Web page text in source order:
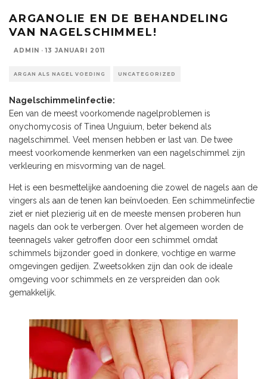
ARGANOLIE EN DE BEHANDELING
VAN NAGELSCHIMMEL!
ADMIN · 13 JANUARI 2011
ARGAN ALS NAGEL VOEDING UNCATEGORIZED
Nagelschimmelinfectie:
Een van de meest voorkomende nagelproblemen is
onychomycosis of Tinea Unguium, beter bekend als
nagelschimmel. Veel mensen hebben er last van. De twee
meest voorkomende kenmerken van een nagelschimmel zijn
verkleuring en misvorming van de nagel.
Het is een besmettelijke aandoening die zowel de nagels aan de
vingers als aan de tenen kan beïnvloeden. Een schimmelinfectie
ziet er niet plezierig uit en de meeste mensen proberen hun
nagels dan ook te verbergen. Over het algemeen worden de
teennagels vaker getroffen door een schimmel omdat
schimmels bijzonder goed in donkere, vochtige en warme
omgevingen gedijen. Zweetsokken zijn dan ook de ideale
omgeving voor schimmels en ze verspreiden dan ook
gemakkelijk.